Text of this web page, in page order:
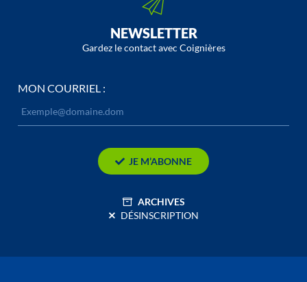
NEWSLETTER
Gardez le contact avec Coignières
MON COURRIEL :
JE M’ABONNE
ARCHIVES
DÉSINSCRIPTION